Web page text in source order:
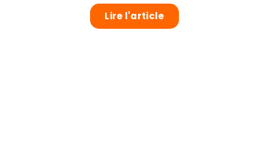
Lire l'article